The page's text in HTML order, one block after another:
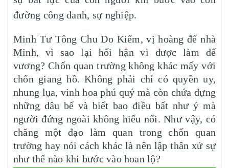
đường công danh, sự nghiệp.
Minh Tư Tông Chu Do Kiếm, vị hoàng đế nhà
Minh, vì sao lại hối hận vì được làm đế
vương? Chốn quan trường không khác mấy với
chốn giang hồ. Không phải chỉ có quyền uy,
nhung lụa, vinh hoa phú quý mà còn chứa đựng
những dâu bể và biết bao điều bất như ý mà
người đứng ngoài không hiểu nổi. Như vậy, có
chăng một đạo làm quan trong chốn quan
trường hay nói cách khác là nên lập thân xử sự
như thế nào khi bước vào hoan lộ?